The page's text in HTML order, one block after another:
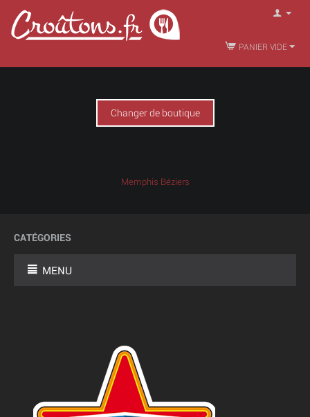
PANIER VIDE
Changer de boutique
Memphis Béziers
CATÉGORIES
MENU